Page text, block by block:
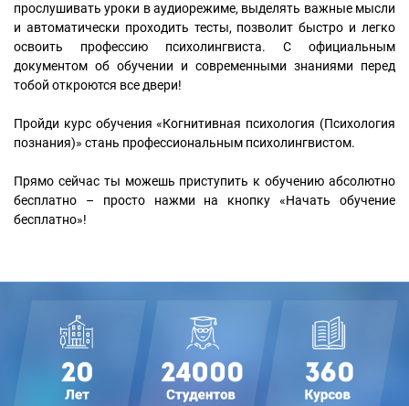
прослушивать уроки в аудиорежиме, выделять важные мысли
и автоматически проходить тесты, позволит быстро и легко
освоить профессию психолингвиста. С официальным
документом об обучении и современными знаниями перед
тобой откроются все двери!
Пройди курс обучения «Когнитивная психология (Психология
познания)» стань профессиональным психолингвистом.
Прямо сейчас ты можешь приступить к обучению абсолютно
бесплатно – просто нажми на кнопку «Начать обучение
бесплатно»!